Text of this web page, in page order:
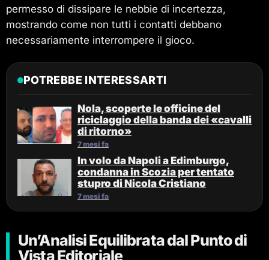
permesso di dissipare le nebbie di incertezza,
mostrando come non tutti i contatti debbano
necessariamente interrompere il gioco.
POTREBBE INTERESSARTI
Nola, scoperte le officine del
riciclaggio della banda dei «cavalli
di ritorno»
7 mesi fa
In volo da Napoli a Edimburgo,
condanna in Scozia per tentato
stupro di Nicola Cristiano
7 mesi fa
Un’Analisi Equilibrata dal Punto di
Vista Editoriale